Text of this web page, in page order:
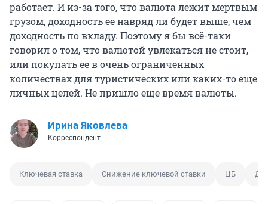
работает. И из-за того, что валюта лежит мертвым
грузом, доходность ее навряд ли будет выше, чем
доходность по вкладу. Поэтому я бы всё-таки
говорил о том, что валютой увлекаться не стоит,
или покупать ее в очень ограниченных
количествах для туристических или каких-то еще
личных целей. Не пришло еще время валюты.
Ирина Яковлева
Корреспондент
Ключевая ставка Снижение ключевой ставки ЦБ